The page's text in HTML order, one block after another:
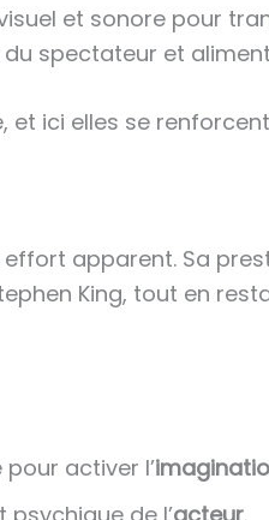
et sonore pour
du spectateur et
ici elles se
apparent. Sa
King, tout en
activer l’